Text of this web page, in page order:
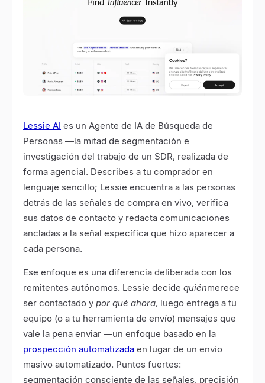
Lessie AI es un Agente de IA de Búsqueda de
Personas —la mitad de segmentación e
investigación del trabajo de un SDR, realizada de
forma agencial. Describes a tu comprador en
lenguaje sencillo; Lessie encuentra a las personas
detrás de las señales de compra en vivo, verifica
sus datos de contacto y redacta comunicaciones
ancladas a la señal específica que hizo aparecer a
cada persona.
Ese enfoque es una diferencia deliberada con los
remitentes autónomos. Lessie decide quiénmerece
ser contactado y por qué ahora, luego entrega a tu
equipo (o a tu herramienta de envío) mensajes que
vale la pena enviar —un enfoque basado en la
prospección automatizada en lugar de un envío
masivo automatizado. Puntos fuertes:
segmentación consciente de las señales, precisión